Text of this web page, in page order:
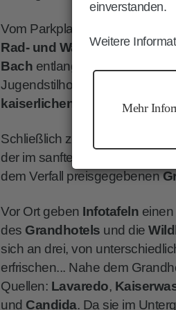
Vom Parkplatz aus wandert
Rad- und Wanderweg Nr. 105
Bach entlangführt. Unterwegs
Jugendstilhotel „Sole
kaiserlichen Wien
atmet.
Schließlich zweigt am rechten
der im sanften Anstieg zum
dem Verfall preisgegebenen
Vor Ort geben Infotafeln
des Grandhotels und die
sich an drei, von
erfrischen... Nahe dem
Quellen: Lavaredo,
und Candida. Da sie im
einverstanden.
Weitere
Mehr